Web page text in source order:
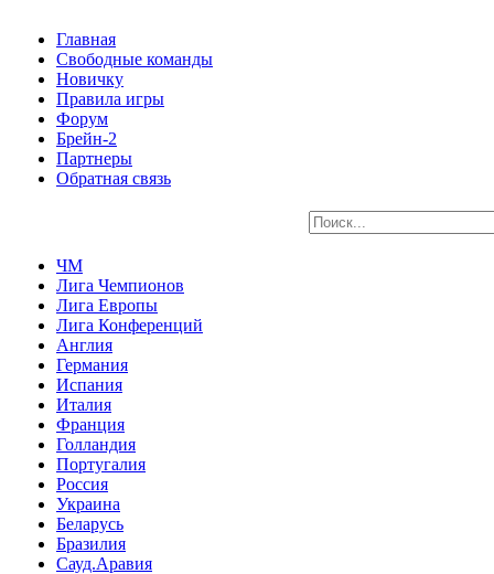
Главная
Свободные команды
Новичку
Правила игры
Форум
Брейн-2
Партнеры
Обратная связь
ЧМ
Лига Чемпионов
Лига Европы
Лига Конференций
Англия
Германия
Испания
Италия
Франция
Голландия
Португалия
Россия
Украина
Беларусь
Бразилия
Сауд.Аравия